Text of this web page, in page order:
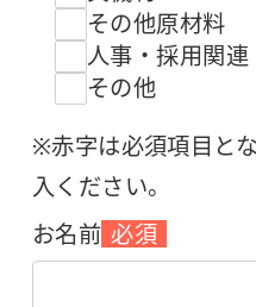
その他原材料
人事・採用関連
その他
※赤字は必須項目と
入ください。
お名前 必須